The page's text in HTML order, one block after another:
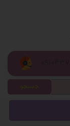
جستجو